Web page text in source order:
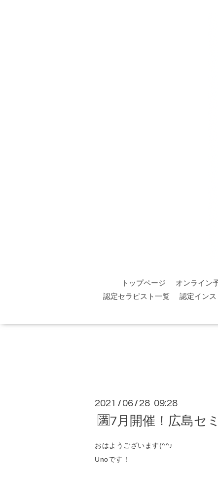
トップページ オンライン
認定セラピスト一覧
認定イン
2021 / 06 / 28 09:28
🈵7月開催！広島セ
おはようございます(^^♪
Unoです！